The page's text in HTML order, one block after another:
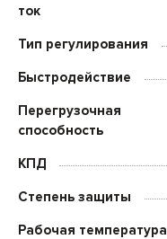
ток
Тип регулирования
Быстродействие
Перегрузочная
способность
КПД
Степень защиты
Рабочая температура